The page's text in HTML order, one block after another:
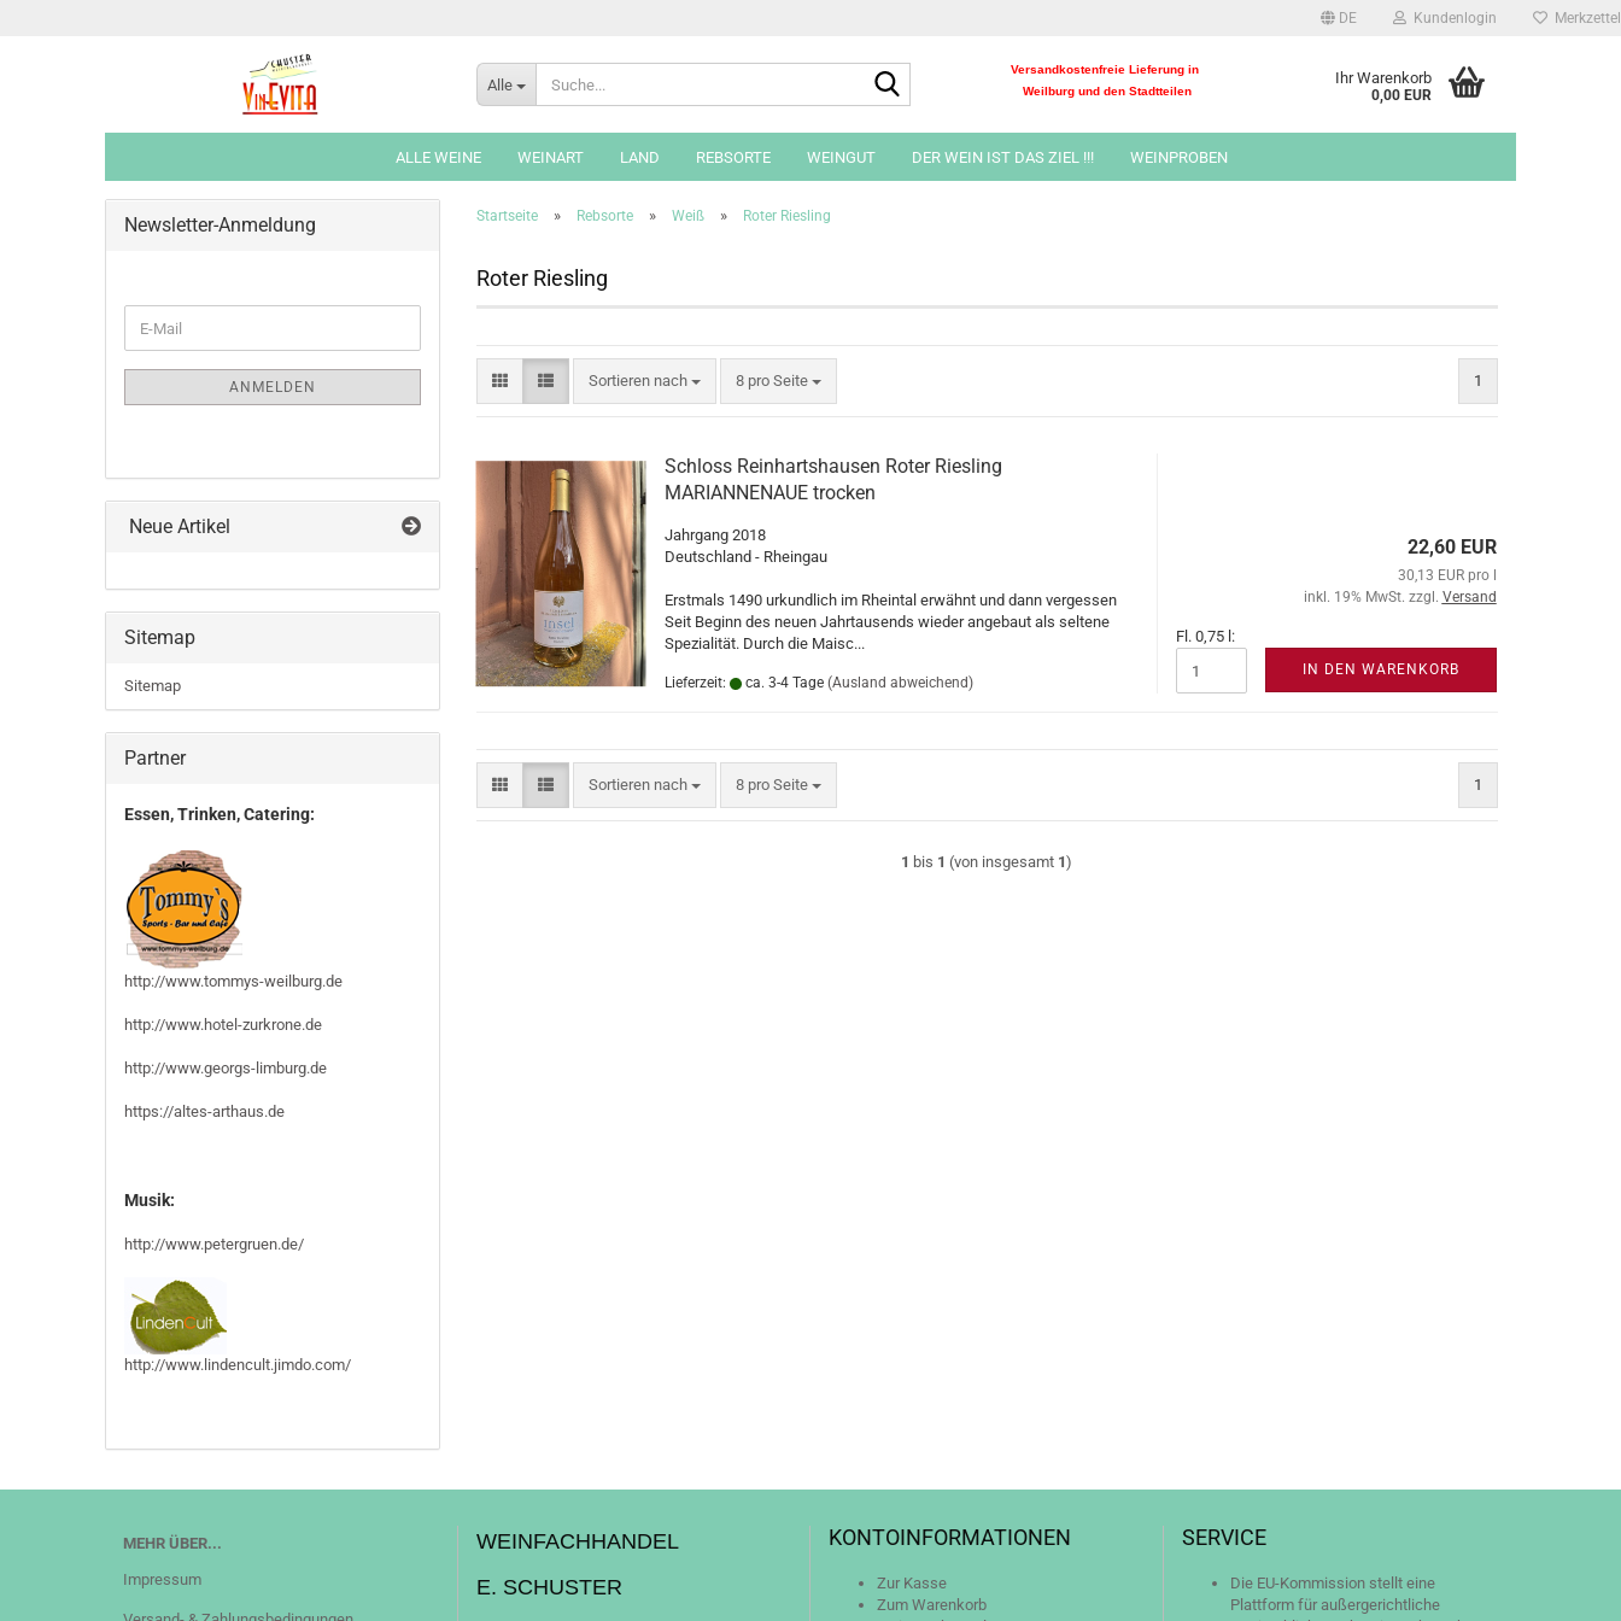
DE Kundenlogin Merkzettel
Alle
Versandkostenfreie Lieferung in
Weilburg und den Stadtteilen
Ihr Warenkorb
0,00 EUR
ALLE WEINE WEINART LAND REBSORTE WEINGUT DER WEIN IST DAS ZIEL !!! WEINPROBEN
Startseite » Rebsorte » Weiß » Roter Riesling
Roter Riesling
Sortieren nach
Sortieren nach 8 pro Seite
pro Seite 1
Schloss Reinhartshausen Roter Riesling
MARIANNENAUE trocken
Jahrgang 2018
Deutschland - Rheingau
Erstmals 1490 urkundlich im Rheintal erwähnt und dann vergessen
Seit Beginn des neuen Jahrtausends wieder angebaut als seltene
Spezialität. Durch die Maisc...
Lieferzeit: ca. 3-4 Tage (Ausland abweichend)
22,60 EUR
30,13 EUR pro l
inkl. 19% MwSt. zzgl. Versand
Fl. 0,75 l:
IN DEN WARENKORB
Sortieren nach
Sortieren nach 8 pro Seite
pro Seite 1
1 bis 1 (von insgesamt 1)
Newsletter-Anmeldung
ZUR
E-
Mail
ANMELDEN
Neue Artikel
Sitemap
Sitemap
Partner
Essen, Trinken, Catering:
http://www.tommys-weilburg.de
http://www.hotel-zurkrone.de
http://www.georgs-limburg.de
https://altes-arthaus.de
Musik:
http://www.petergruen.de/
http://www.lindencult.jimdo.com/
MEHR ÜBER...
Impressum
WEINFACHHANDEL
E. SCHUSTER
KONTOINFORMATIONEN
Zur Kasse
Zum Warenkorb
SERVICE
Die EU-Kommission stellt eine
Plattform für außergerichtliche